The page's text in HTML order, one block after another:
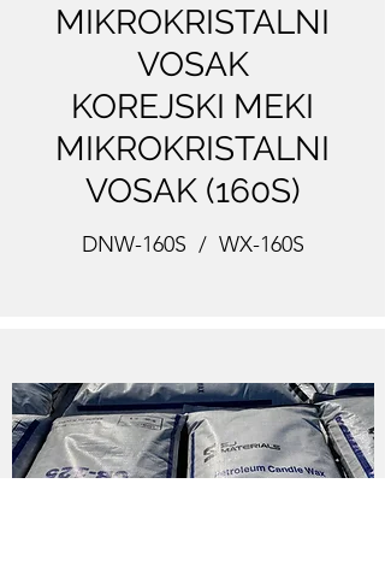
MIKROKRISTALNI
VOSAK
KOREJSKI MEKI
MIKROKRISTALNI
VOSAK (160S)
DNW-160S / WX-160S